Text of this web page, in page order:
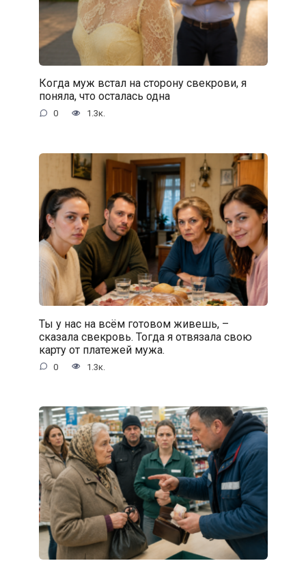
Когда муж встал на сторону свекрови, я
поняла, что осталась одна
0 1.3к.
Ты у нас на всём готовом живешь, –
сказала свекровь. Тогда я отвязала свою
карту от платежей мужа.
0 1.3к.